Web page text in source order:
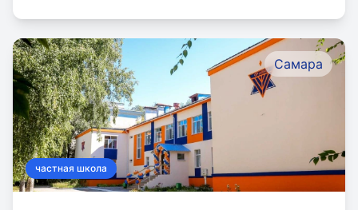
Самара
частная школа